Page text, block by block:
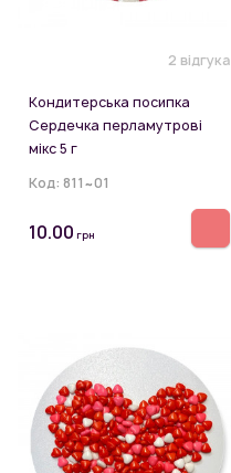
2 відгука
Кондитерська посипка
Сердечка перламутрові
мікс 5 г
Код: 811~01
10.00 грн